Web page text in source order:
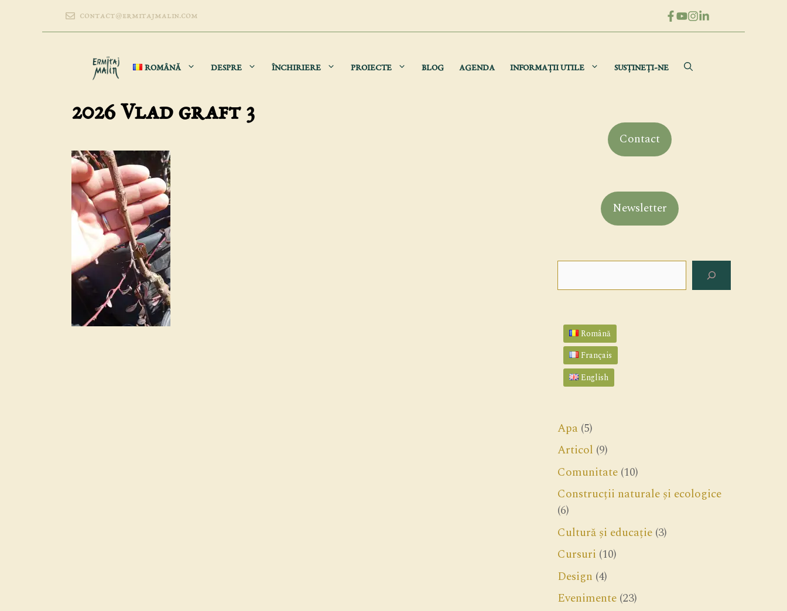
contact@ermitajmalin.com
ROMÂNĂ DESPRE ÎNCHIRIERE PROIECTE BLOG AGENDA INFORMAȚII UTILE SUSȚINEȚI-NE
2026 Vlad graft 3
Contact
Newsletter
Română
Français
English
Apa (5)
Articol (9)
Comunitate (10)
Construcții naturale și ecologice
(6)
Cultură și educație (3)
Cursuri (10)
Design (4)
Evenimente (23)